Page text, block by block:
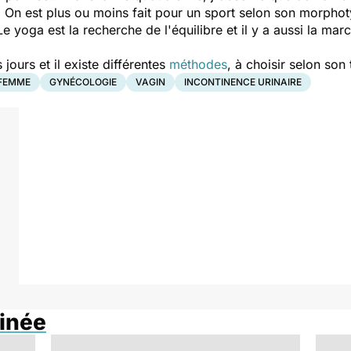
est plus ou moins fait pour un sport selon son
yoga est la recherche de l'équilibre et il y a aussi la
jours et il existe différentes méthodes, à choisir selon
GYNÉCOLOGIE VAGIN INCONTINENCE URINAIRE